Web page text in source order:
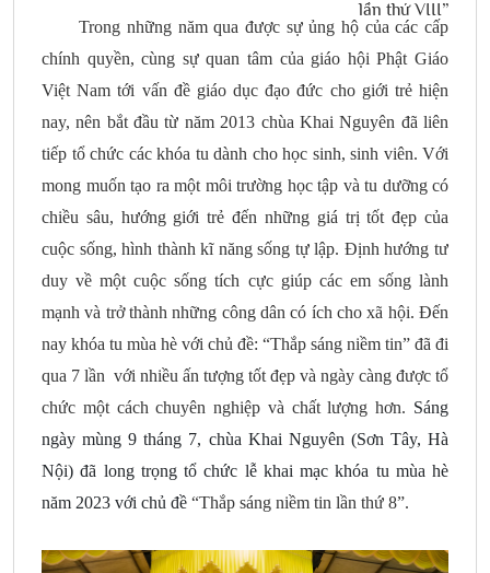
Trong những năm qua được sự ủng hộ của các cấp
chính quyền, cùng sự quan tâm của giáo hội Phật Giáo
Việt Nam tới vấn đề giáo dục đạo đức cho giới trẻ hiện
nay, nên bắt đầu từ năm 2013 chùa Khai Nguyên đã liên
tiếp tổ chức các khóa tu dành cho học sinh, sinh viên. Với
mong muốn tạo ra một môi trường học tập và tu dưỡng có
chiều sâu, hướng giới trẻ đến những giá trị tốt đẹp của
cuộc sống, hình thành kĩ năng sống tự lập. Định hướng tư
duy về một cuộc sống tích cực giúp các em sống lành
mạnh và trở thành những công dân có ích cho xã hội. Đến
nay khóa tu mùa hè với chủ đề: “Thắp sáng niềm tin” đã đi
qua 7 lần với nhiều ấn tượng tốt đẹp và ngày càng được tổ
chức một cách chuyên nghiệp và chất lượng hơn. Sáng
ngày mùng9 tháng 7, chùa Khai Nguyên (Sơn Tây, Hà
Nội) đã long trọng tổ chức lễ khai mạc khóa tu mùa hè
năm 2023 với chủ đề “Thắp sáng niềm tin lần thứ 8”.